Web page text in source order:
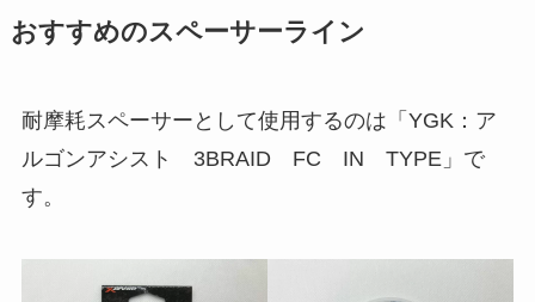
おすすめのスペーサーライン
耐摩耗スペーサーとして使用するのは「YGK：ア
ルゴンアシスト 3BRAID FC IN TYPE」で
す。